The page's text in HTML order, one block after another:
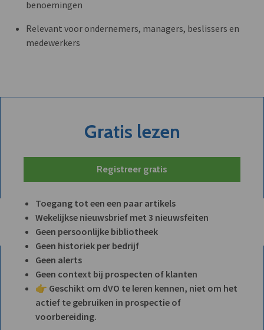
benoemingen
Relevant voor ondernemers, managers, beslissers en
medewerkers
Gratis lezen
Registreer gratis
Toegang tot een een paar artikels
Wekelijkse nieuwsbrief met 3 nieuwsfeiten
Geen persoonlijke bibliotheek
Geen historiek per bedrijf
Geen alerts
Geen context bij prospecten of klanten
👉 Geschikt om dVO te leren kennen, niet om het
actief te gebruiken in prospectie of
voorbereiding.